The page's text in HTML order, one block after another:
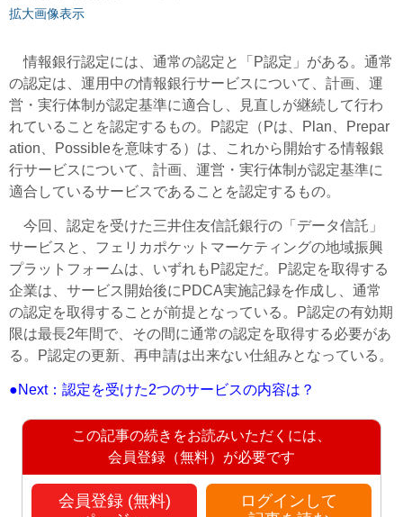
拡大画像表示
情報銀行認定には、通常の認定と「P認定」がある。通常
の認定は、運用中の情報銀行サービスについて、計画、運
営・実行体制が認定基準に適合し、見直しが継続して行わ
れていることを認定するもの。P認定（Pは、Plan、Prepar
ation、Possibleを意味する）は、これから開始する情報銀
行サービスについて、計画、運営・実行体制が認定基準に
適合しているサービスであることを認定するもの。
今回、認定を受けた三井住友信託銀行の「データ信託」
サービスと、フェリカポケットマーケティングの地域振興
プラットフォームは、いずれもP認定だ。P認定を取得する
企業は、サービス開始後にPDCA実施記録を作成し、通常
の認定を取得することが前提となっている。P認定の有効期
限は最長2年間で、その間に通常の認定を取得する必要があ
る。P認定の更新、再申請は出来ない仕組みとなっている。
●Next：認定を受けた2つのサービスの内容は？
この記事の続きをお読みいただくには、
会員登録（無料）が必要です
会員登録 (無料)
ログインして